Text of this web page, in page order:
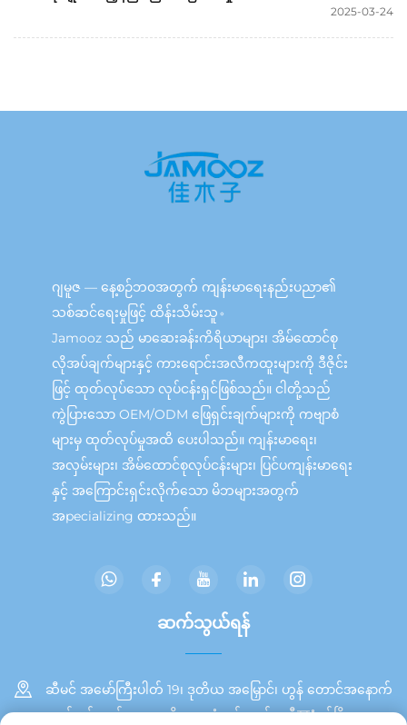
2025-03-24
ဂျမူဇ — နေ့စဉ်ဘဝအတွက် ကျန်းမာရေးနည်းပညာ၏
သစ်ဆင်ရေးမှုဖြင့် ထိန်းသိမ်းသူ。
Jamooz သည် မာဆေးခန်းကိရိယာများ၊ အိမ်ထောင်စု
လိုအပ်ချက်များနှင့် ကားရောင်းအလီကထူးများကို ဒီဇိုင်း
ဖြင့် ထုတ်လုပ်သော လုပ်ငန်းရှင်ဖြစ်သည်။ ငါတို့သည်
ကွဲပြားသော OEM/ODM ဖြေရှင်းချက်များကို ကဗျာစံ
များမှ ထုတ်လုပ်မှုအထိ ပေးပါသည်။ ကျန်းမာရေး၊
အလှမ်းများ၊ အိမ်ထောင်စုလုပ်ငန်းများ၊ ပြင်ပကျန်းမာရေး
နှင့် အကြောင်းရှင်းလိုက်သော မိဘများအတွက်
အpecializing ထားသည်။
ဆက်သွယ်ရန်
ဆီမင် အမော်ကြီးပါတ် 19၊ ဒုတိယ အမြှောင်၊ ဟွန် တောင်အနောက်
ဘက် ပင်လယ်အရှေ့ ဧရိယာ၊ တုံအင် ကျွန်း၊ ဆီযံမင်မြို့